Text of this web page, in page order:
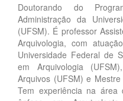
Doutorando do
Administração da
(UFSM). É professor
Arquivologia, com
Universidade Federal de
em Arquivologia
Arquivos (UFSM) e
Tem experiência na área